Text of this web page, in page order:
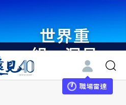
世界重
組・洞見
未來 與
世界領袖
職場雷達